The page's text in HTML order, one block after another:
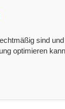
sind und
optimieren